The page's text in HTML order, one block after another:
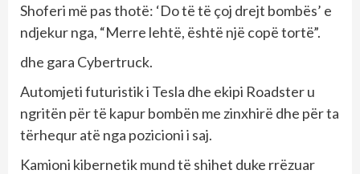
Shoferi më pas thotë: ‘Do të të çoj drejt bombës’ e
ndjekur nga, “Merre lehtë, është një copë tortë”.
dhe gara Cybertruck.
Automjeti futuristik i Tesla dhe ekipi Roadster u
ngritën për të kapur bombën me zinxhirë dhe për ta
tërhequr atë nga pozicioni i saj.
Kamioni kibernetik mund të shihet duke rrëzuar